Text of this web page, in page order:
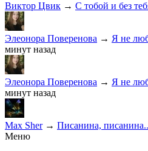
Виктор Цвик → С тобой и без
Элеонора Поверенова → Я не
минут назад
Элеонора Поверенова → Я не
минут назад
Max Sher→ Писанина,
Меню